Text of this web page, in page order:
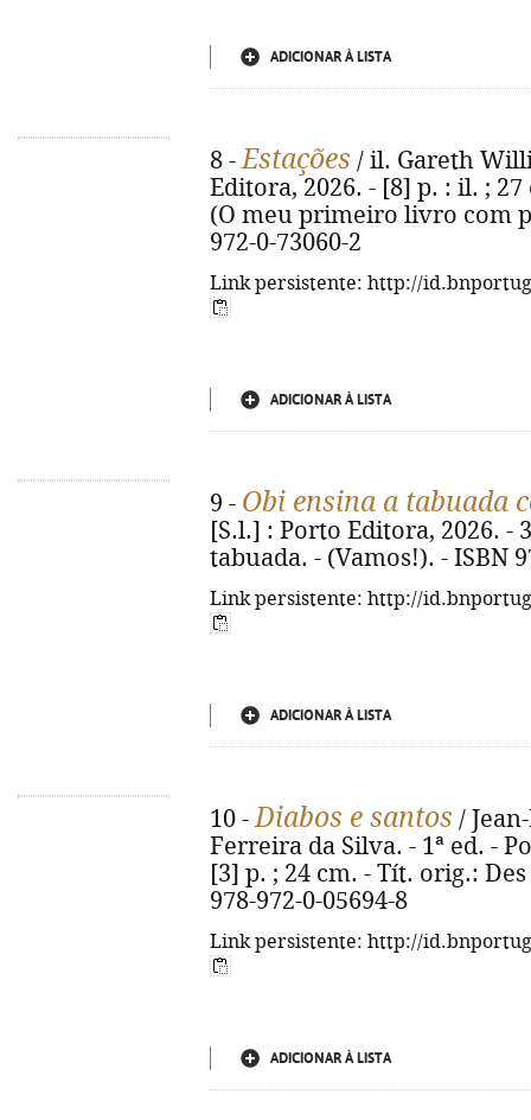
ADICIONAR À LISTA
8 -Estações / il. Gareth
Editora, 2026. - [8] p. : il. ;
(O meu primeiro livro com
972-0-73060-2
Link persistente: http://
ADICIONAR À LISTA
9 - Obi ensina a tabuada
[S.l.] : Porto Editora, 2026. -
tabuada. - (Vamos!). - ISBN
Link persistente: http://
ADICIONAR À LISTA
10 -Diabos e santos /
Ferreira da Silva. - 1ª ed. -
[3] p. ; 24 cm. - Tít. orig.:
978-972-0-05694-8
Link persistente: http://
ADICIONAR À LISTA